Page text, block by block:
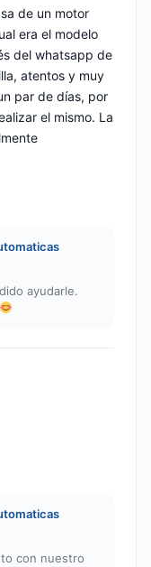
de un motor
era el modelo
del whatsapp de
atentos y muy
par de días, por
el mismo. La
ayudarle.
con nuestro